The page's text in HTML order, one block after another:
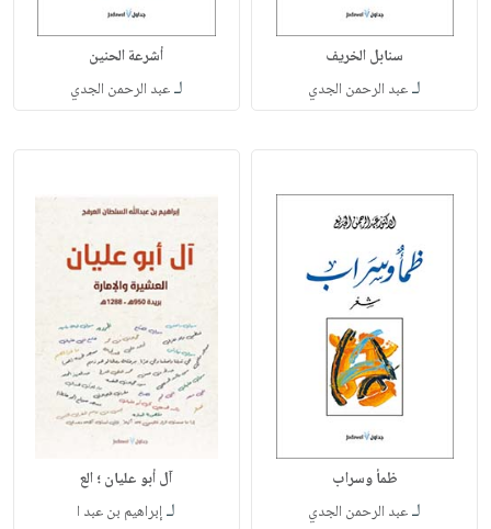
سنابل الخريف
لـعبد الرحمن الجدي
أشرعة الحنين
لـعبد الرحمن الجدي
ظمأ وسراب
لـعبد الرحمن الجدي
آل أبو عليان ؛ الع
لـإبراهيم بن عبد ا